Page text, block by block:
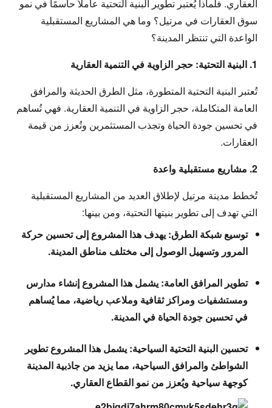
العقاري. فلماذا يُعتبر تطوير البنية التحتية عاملاً حاسمًا في نمو
سوق العقارات في مرتيل؟ وما هي المشاريع المستقبلية
الواعدة التي تنتظر المدينة؟
1. البنية التحتية: حجر الزاوية في التنمية العقارية
تُعتبر البنية التحتية المتطورة، مثل الطرق الحديثة والمرافق
العامة المتكاملة، حجر الزاوية في التنمية العقارية. فهي تُساهم
في تحسين جودة الحياة وتجذب المستثمرين وتُعزز من قيمة
العقارات.
2. مشاريع مستقبلية واعدة
تُخطط مدينة مرتيل لإطلاق العديد من المشاريع المستقبلية
التي تهدف إلى تطوير بنيتها التحتية، ومن بينها:
توسيع شبكة الطرق: يهدف هذا المشروع إلى تحسين حركة
المرور وتسهيل الوصول إلى مختلف مناطق المدينة.
تطوير المرافق العامة: يشمل هذا المشروع إنشاء مدارس
ومستشفيات ومراكز ثقافية وملاعب رياضية، مما يُساهم
في تحسين جودة الحياة في المدينة.
تحسين البنية التحتية السياحية: يشمل هذا المشروع تطوير
الشواطئ والمرافق السياحية، مما يزيد من جاذبية المدينة
كوجهة سياحية ويُعزز من نمو القطاع العقاري.